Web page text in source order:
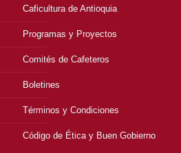
Caficultura de Antioquia
Programas y Proyectos
Comités de Cafeteros
Boletines
Términos y Condiciones
Código de Ética y Buen Gobierno